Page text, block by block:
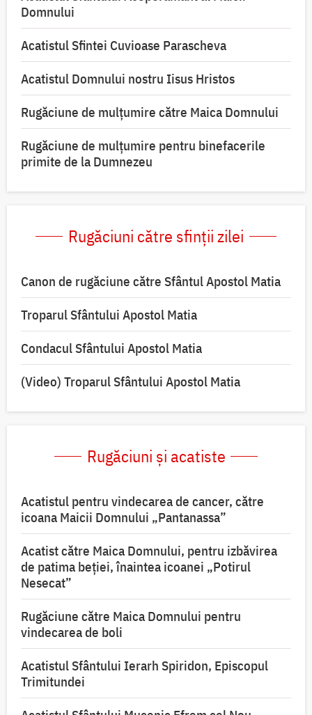
Domnului
Acatistul Sfintei Cuvioase Parascheva
Acatistul Domnului nostru Iisus Hristos
Rugăciune de mulţumire către Maica Domnului
Rugăciune de mulțumire pentru binefacerile
primite de la Dumnezeu
Rugăciuni către sfinții zilei
Canon de rugăciune către Sfântul Apostol Matia
Troparul Sfântului Apostol Matia
Condacul Sfântului Apostol Matia
(Video) Troparul Sfântului Apostol Matia
Rugăciuni și acatiste
Acatistul pentru vindecarea de cancer, către
icoana Maicii Domnului „Pantanassa”
Acatist către Maica Domnului, pentru izbăvirea
de patima beției, înaintea icoanei „Potirul
Nesecat”
Rugăciune către Maica Domnului pentru
vindecarea de boli
Acatistul Sfântului Ierarh Spiridon, Episcopul
Trimitundei